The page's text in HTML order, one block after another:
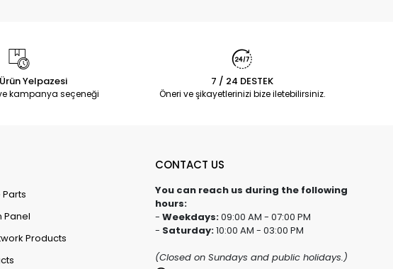
Yelpazesi
kampanya seçeneği
7 / 24 DESTEK
Öneri ve şikayetlerinizi bize iletebilirsiniz.
Panel
Products
CONTACT US
You can reach us during the following
hours:
- Weekdays:09:00 AM - 07:00 PM
- Saturday:10:00 AM - 03:00 PM
(Closed on Sundays and public holidays.)